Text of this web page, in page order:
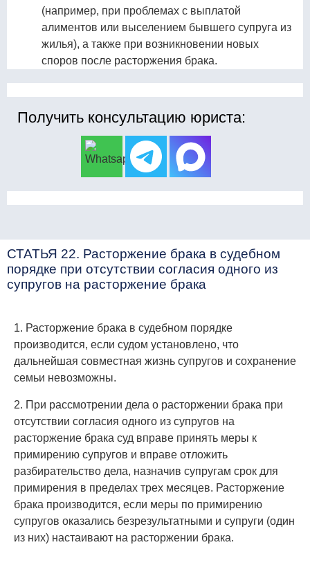
(например, при проблемах с выплатой
алиментов или выселением бывшего супруга из
жилья), а также при возникновении новых
споров после расторжения брака.
Получить консультацию юриста:
СТАТЬЯ 22. Расторжение брака в судебном
порядке при отсутствии согласия одного из
супругов на расторжение брака
1. Расторжение брака в судебном порядке
производится, если судом установлено, что
дальнейшая совместная жизнь супругов и сохранение
семьи невозможны.
2. При рассмотрении дела о расторжении брака при
отсутствии согласия одного из супругов на
расторжение брака суд вправе принять меры к
примирению супругов и вправе отложить
разбирательство дела, назначив супругам срок для
примирения в пределах трех месяцев. Расторжение
брака производится, если меры по примирению
супругов оказались безрезультатными и супруги (один
из них) настаивают на расторжении брака.